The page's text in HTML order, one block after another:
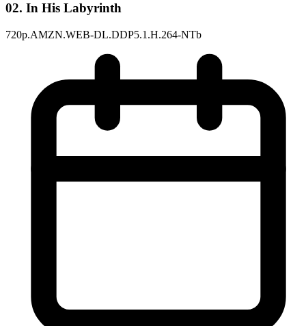
02. In His Labyrinth
720p.AMZN.WEB-DL.DDP5.1.H.264-NTb